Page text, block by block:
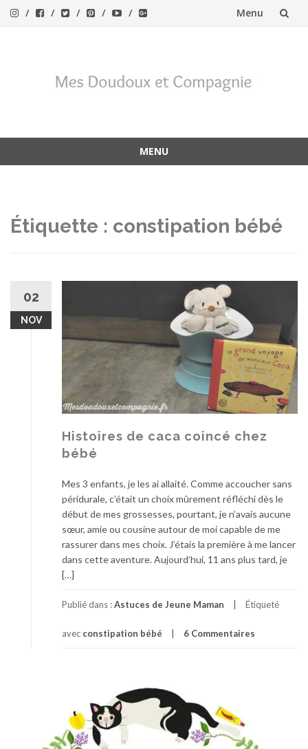
Menu
MENU
Étiquette : constipation bébé
02
NOV
Histoires de caca coincé chez
bébé
Mes 3 enfants, je les ai allaité. Comme accoucher sans
péridurale, c’était un choix mûrement réfléchi dès le
début de mes grossesses, pourtant, je n’avais aucune
sœur, amie ou cousine autour de moi capable de me
rassurer dans mes choix. J’étais la première à me lancer
dans cette aventure. Aujourd’hui, 11 ans plus tard, je
[…]
Publié dans :Astuces de Jeune Maman Étiqueté
avec constipation bébé 6 Commentaires